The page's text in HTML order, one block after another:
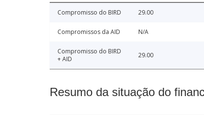
Compromisso do BIRD 29.00
Compromissos da AID N/A
Compromisso do BIRD
+ AID
29.00
Resumo da situação do